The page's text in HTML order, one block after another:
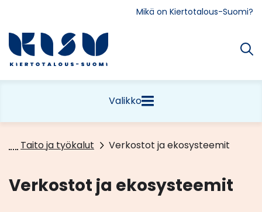
Mikä on Kiertotalous-Suomi?
Etusivu
Valikko
Taito ja työkalut Verkostot ja ekosysteemit
Verkostot ja ekosysteemit